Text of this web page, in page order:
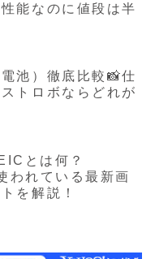
能なのに値段は半
池）徹底比較📸仕
トロボならどれが
とは何？
われている最新画
を解説！